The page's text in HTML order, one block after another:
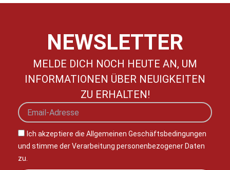
NEWSLETTER
MELDE DICH NOCH HEUTE AN, UM
INFORMATIONEN ÜBER NEUIGKEITEN
ZU ERHALTEN!
Ich akzeptiere die Allgemeinen Geschäftsbedingungen
und stimme der Verarbeitung personenbezogener Daten
zu.